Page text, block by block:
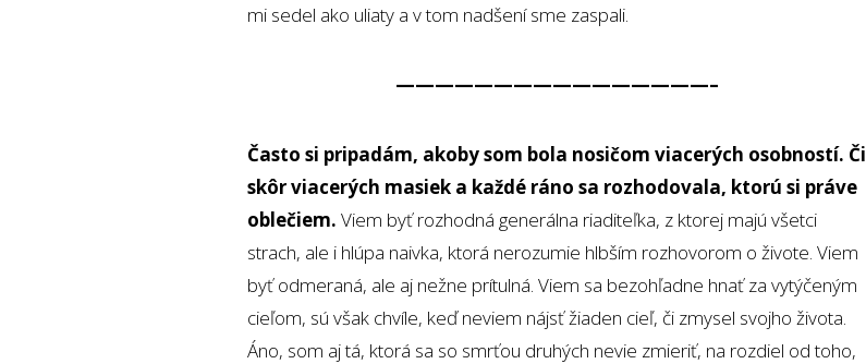
mi sedel ako uliaty a v tom nadšení sme zaspali.
————————————————–
Často si pripadám, akoby som bola nosičom viacerých osobností. Či
skôr viacerých masiek a každé ráno sa rozhodovala, ktorú si práve
oblečiem. Viem byť rozhodná generálna riaditeľka, z ktorej majú všetci
strach, ale i hlúpa naivka, ktorá nerozumie hlbším rozhovorom o živote. Viem
byť odmeraná, ale aj nežne prítulná. Viem sa bezohľadne hnať za vytýčeným
cieľom, sú však chvíle, keď neviem nájsť žiaden cieľ, či zmysel svojho života.
Áno, som aj tá, ktorá sa so smrťou druhých nevie zmieriť, na rozdiel od toho,